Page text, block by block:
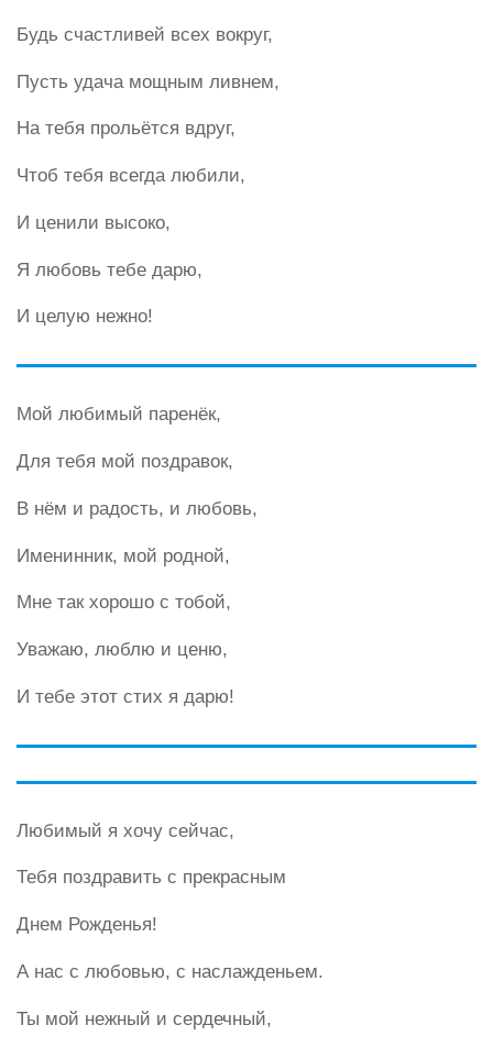
Будь счастливей всех вокруг,
Пусть удача мощным ливнем,
На тебя прольётся вдруг,
Чтоб тебя всегда любили,
И ценили высоко,
Я любовь тебе дарю,
И целую нежно!
Мой любимый паренёк,
Для тебя мой поздравок,
В нём и радость, и любовь,
Именинник, мой родной,
Мне так хорошо с тобой,
Уважаю, люблю и ценю,
И тебе этот стих я дарю!
Любимый я хочу сейчас,
Тебя поздравить с прекрасным
Днем Рожденья!
А нас с любовью, с наслажденьем.
Ты мой нежный и сердечный,